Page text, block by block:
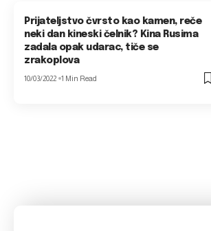
Prijateljstvo čvrsto kao kamen, reče
neki dan kineski čelnik? Kina Rusima
zadala opak udarac, tiče se
zrakoplova
10/03/2022 1 Min Read